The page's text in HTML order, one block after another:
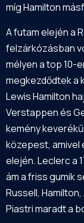
míg Hamilton
A futam elején a
felzárkózásban
mélyen a top 10-
megkezdődtek a
Lewis Hamilton
Verstappen és
kemény
közepest, amivel
elején. Leclerc a
ám a friss gumik
Russell,
Piastri maradt a